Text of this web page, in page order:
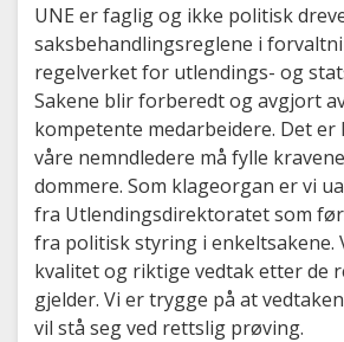
UNE er faglig og ikke politisk
saksbehandlingsreglene i
regelverket for utlendings- og
Sakene blir forberedt og avgjort
kompetente medarbeidere. Det er
våre nemndledere må fylle
dommere. Som klageorgan er vi
fra Utlendingsdirektoratet som
fra politisk styring i enkeltsakene.
kvalitet og riktige vedtak etter de
gjelder. Vi er trygge på at
vil stå seg ved rettslig prøving.